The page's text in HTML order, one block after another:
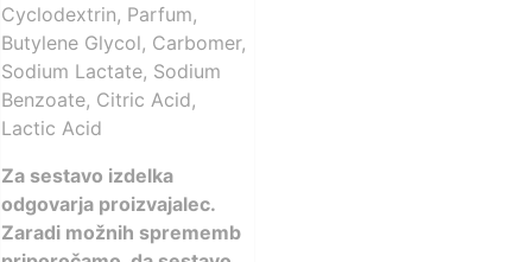
Cyclodextrin, Parfum,
Butylene Glycol, Carbomer,
Sodium Lactate, Sodium
Benzoate, Citric Acid,
Lactic Acid
Za sestavo izdelka
odgovarja proizvajalec.
Zaradi možnih sprememb